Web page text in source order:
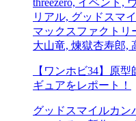
threezero, イベント,
リアル, グッドスマ
マックスファクトリ
大山竜, 煉獄杏寿郎,
【ワンホビ34】原
ギュアをレポート！
グッドスマイルカン